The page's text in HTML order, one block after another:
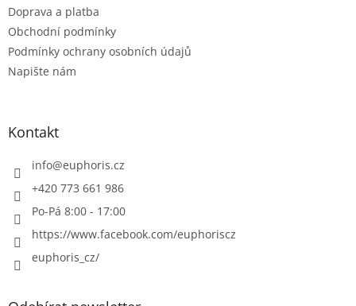
Doprava a platba
Obchodní podmínky
Podmínky ochrany osobních údajů
Napište nám
Kontakt
info@euphoris.cz
+420 773 661 986
Po-Pá 8:00 - 17:00
https://www.facebook.com/euphoriscz
euphoris_cz/